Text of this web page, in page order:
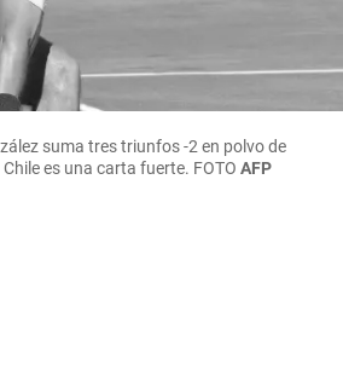
suma tres triunfos -2 en polvo de
es una carta fuerte. FOTO AFP